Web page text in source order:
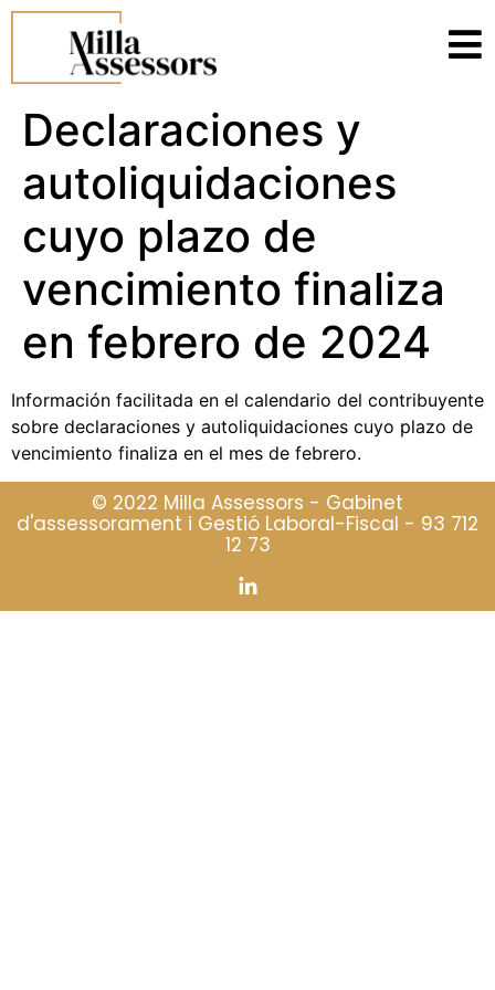
Declaraciones y
autoliquidaciones
cuyo plazo de
vencimiento finaliza
en febrero de 2024
Información facilitada en el calendario del contribuyente
sobre declaraciones y autoliquidaciones cuyo plazo de
vencimiento finaliza en el mes de febrero.
© 2022 Milla Assessors - Gabinet
d'assessorament i Gestió Laboral-Fiscal - 93 712
12 73